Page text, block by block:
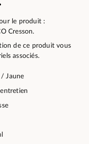
le produit :
Cresson.
de ce produit vous
associés.
Jaune